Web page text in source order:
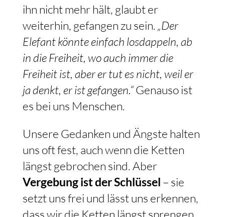
ihn nicht mehr hält, glaubt er
weiterhin, gefangen zu sein. „Der
Elefant könnte einfach losdappeln, ab
in die Freiheit, wo auch immer die
Freiheit ist, aber er tut es nicht, weil er
ja denkt, er ist gefangen.“Genauso ist
es bei uns Menschen.
Unsere Gedanken und Ängste halten
uns oft fest, auch wenn die Ketten
längst gebrochen sind. Aber
Vergebung ist der Schlüssel – sie
setzt uns frei und lässt uns erkennen,
dass wir die Ketten längst sprengen